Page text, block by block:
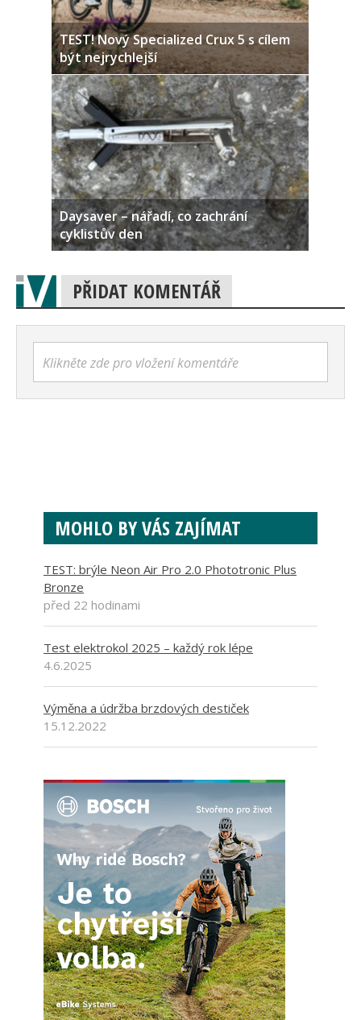
TEST! Nový Specialized Crux 5 s cílem
být nejrychlejší
Daysaver – nářadí, co zachrání
cyklistův den
PŘIDAT KOMENTÁŘ
Klikněte zde pro vložení komentáře
MOHLO BY VÁS ZAJÍMAT
TEST: brýle Neon Air Pro 2.0 Phototronic Plus
Bronze
před 22 hodinami
Test elektrokol 2025 – každý rok lépe
4.6.2025
Výměna a údržba brzdových destiček
15.12.2022